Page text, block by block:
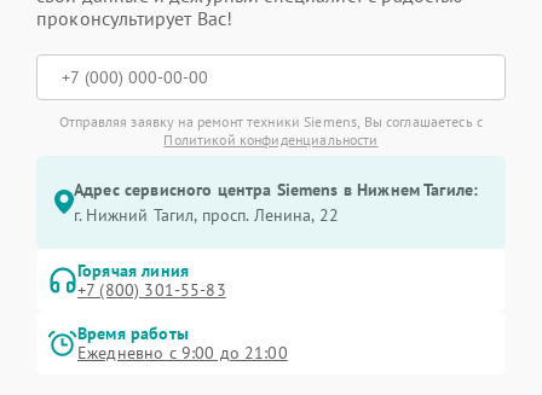
проконсультирует Вас!
Отправляя заявку на ремонт техники Siemens, Вы соглашаетесь с
Политикой конфиденциальности
Адрес сервисного центра Siemens в Нижнем Тагиле:
г. Нижний Тагил, просп. Ленина, 22
Горячая линия
+7 (800) 301-55-83
Время работы
Ежедневно с 9:00 до 21:00